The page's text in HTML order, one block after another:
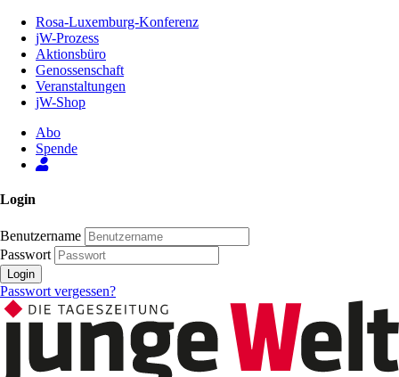
Inhalt
Seite
Rosa-Luxemburg-Konferenz
jW-Prozess
Aktionsbüro
Genossenschaft
Veranstaltungen
jW-Shop
Abo
Spende
Login
Benutzername
Passwort
Login
Passwort vergessen?